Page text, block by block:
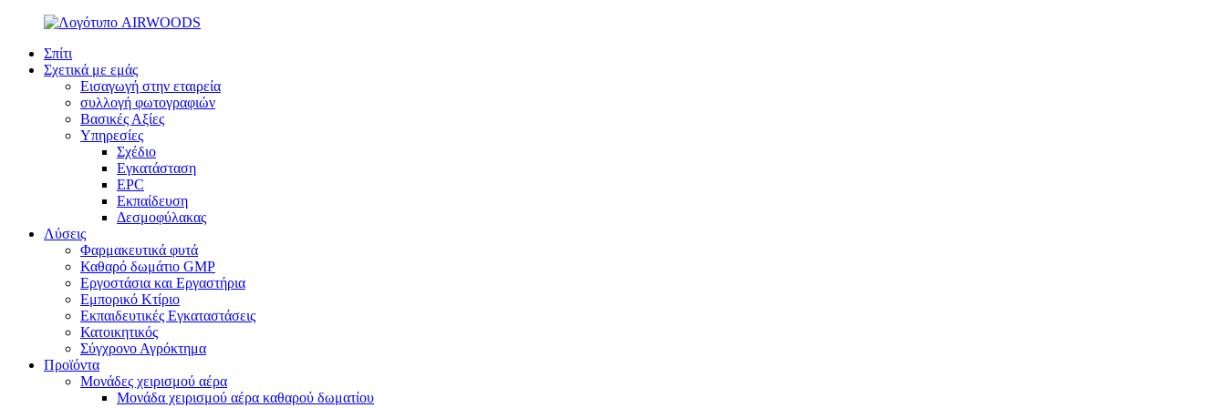
Σπίτι
Σχετικά με εμάς
Εισαγωγή στην εταιρεία
συλλογή φωτογραφιών
Βασικές Αξίες
Υπηρεσίες
Σχέδιο
Εγκατάσταση
EPC
Εκπαίδευση
Δεσμοφύλακας
Λύσεις
Φαρμακευτικά φυτά
Καθαρό δωμάτιο GMP
Εργοστάσια και Εργαστήρια
Εμπορικό Κτίριο
Εκπαιδευτικές Εγκαταστάσεις
Κατοικητικός
Σύγχρονο Αγρόκτημα
Προϊόντα
Μονάδες χειρισμού αέρα
Μονάδα χειρισμού αέρα καθαρού δωματίου